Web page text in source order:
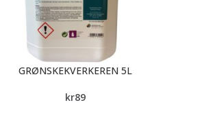
GRØNSKEKVERKEREN 5L
kr89